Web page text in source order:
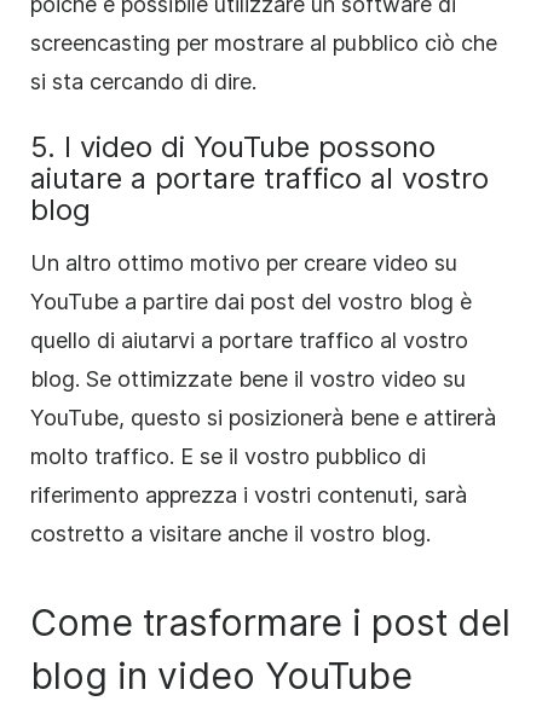
screencasting per mostrare al pubblico ciò che
si sta cercando di dire.
5. I video di YouTube possono
aiutare a portare traffico al vostro
blog
Un altro ottimo motivo per creare video su
YouTube a partire dai post del vostro blog è
quello di aiutarvi a portare traffico al vostro
blog. Se ottimizzate bene il vostro video su
YouTube, questo si posizionerà bene e attirerà
molto traffico. E se il vostro pubblico di
riferimento apprezza i vostri contenuti, sarà
costretto a visitare anche il vostro blog.
Come trasformare i post del
blog in video YouTube